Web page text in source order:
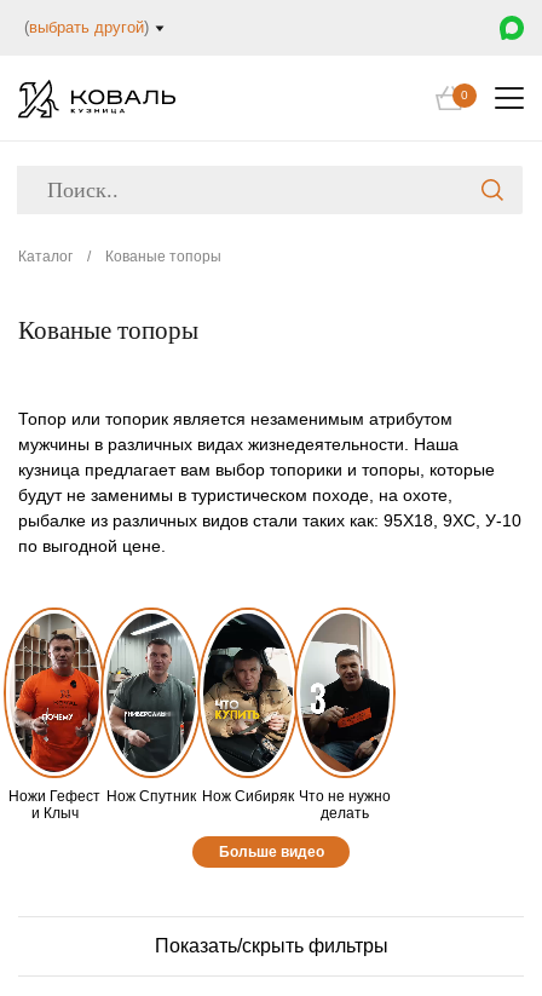
(выбрать другой)
0
Каталог / Кованые топоры
Кованые топоры
Топор или топорик является незаменимым атрибутом
мужчины в различных видах жизнедеятельности. Наша
кузница предлагает вам выбор топорики и топоры, которые
будут не заменимы в туристическом походе, на охоте,
рыбалке из различных видов стали таких как: 95Х18, 9ХС, У-10
по выгодной цене.
Ножи Гефест
и Клыч
Нож Спутник Нож Сибиряк Что не нужно
делать
Больше видео
Показать/скрыть фильтры